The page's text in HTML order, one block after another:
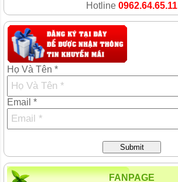
Hotline 0962.64.65.11
Họ Và Tên *
Email *
Submit
FANPAGE